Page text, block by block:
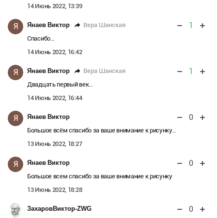
14 Июнь 2022, 13:39
Я Янаев Виктор Вера Шанская 1
Спасибо...
14 Июнь 2022, 16:42
Я Янаев Виктор Вера Шанская 1
Двадцать первый век...
14 Июнь 2022, 16:44
Я Янаев Виктор 0
Большое всём спасибо за ваше внимание к рисунку...
13 Июнь 2022, 18:27
Я Янаев Виктор 0
Большое всем спасибо за ваше внимание к рисунку
13 Июнь 2022, 18:28
ЗахаровВиктор-ZWG 0